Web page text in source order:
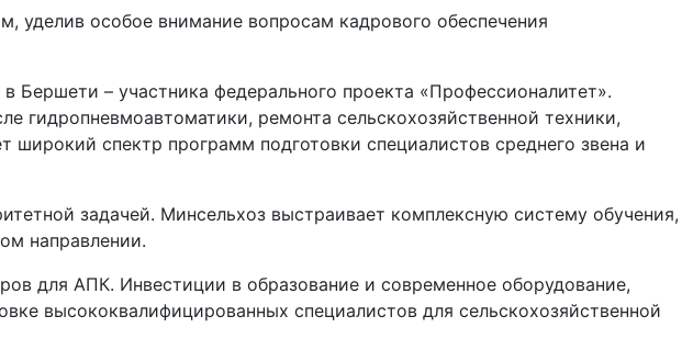
уделив особое внимание вопросам кадрового обеспечения
– участника федерального проекта «Профессионалитет».
гидропневмоавтоматики, ремонта сельскохозяйственной техники,
широкий спектр программ подготовки специалистов среднего звена и
задачей. Минсельхоз выстраивает комплексную систему обучения,
направлении.
для АПК. Инвестиции в образование и современное оборудование,
высококвалифицированных специалистов для сельскохозяйственной